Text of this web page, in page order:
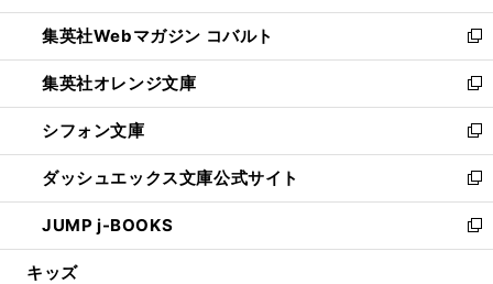
開
く
ウ
で
開
く
ン
ド
ウ
で
開
く
ウ
ィ
ン
ド
ウ
で
開
く
集英社Webマガジン コバルト
新
し
い
ウ
ィ
ン
ド
ウ
で
開
集英社オレンジ文庫
新
し
い
ウ
ィ
ン
ド
ウ
シフォン文庫
新
し
い
ウ
ィ
ン
ダッシュエックス文庫公式サイト
新
し
い
ウ
JUMP j-BOOKS
新
し
キッズ